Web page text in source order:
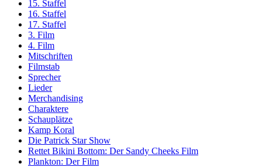
15. Staffel
16. Staffel
17. Staffel
3. Film
4. Film
Mitschriften
Filmstab
Sprecher
Lieder
Merchandising
Charaktere
Schauplätze
Kamp Koral
Die Patrick Star Show
Rettet Bikini Bottom: Der Sandy Cheeks Film
Plankton: Der Film